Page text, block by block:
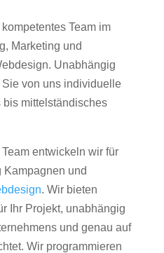
Team im
Marketing und
Unabhängig
von uns individuelle
bis mittelständisches
entwickeln wir für
Kampagnen und
. Wir bieten
Ihr Projekt, unabhängig
und genau auf
Wir programmieren